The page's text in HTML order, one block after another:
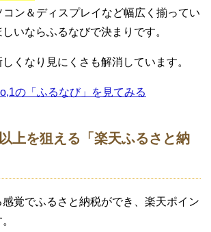
ン＆ディスプレイなど幅広く揃ってい
いならふるなびで決まりです。
くなり見にくさも解消しています。
の「ふるなび」を見てみる
上を狙える「楽天ふるさと納
覚でふるさと納税ができ、楽天ポイン